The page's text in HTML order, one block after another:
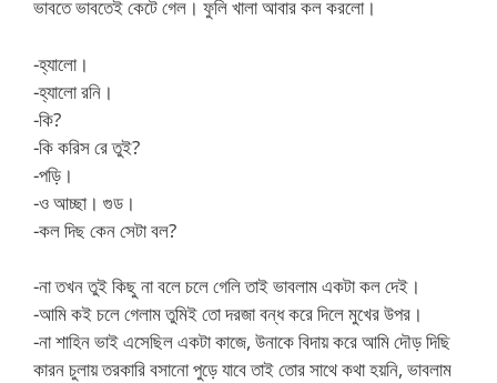
ভাবতে ভাবতেই কেটে গেল। ফুলি খালা আবার কল করলো।
-হ্যালো।
-হ্যালো রনি।
-কি?
-কি করিস রে তুই?
-পড়ি।
-ও আচ্ছা। গুড।
-কল দিছ কেন সেটা বল?
-না তখন তুই কিছু না বলে চলে গেলি তাই ভাবলাম একটা কল দেই।
-আমি কই চলে গেলাম তুমিই তো দরজা বন্ধ করে দিলে মুখের উপর।
-না শাহিন ভাই এসেছিল একটা কাজে, উনাকে বিদায় করে আমি দৌড় দিছি
কারন চুলায় তরকারি বসানো পুড়ে যাবে তাই তোর সাথে কথা হয়নি, ভাবলাম